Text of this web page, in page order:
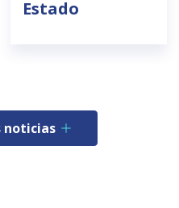
Estado
noticias